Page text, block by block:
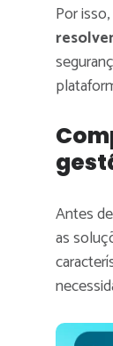
Por
Antes de
as